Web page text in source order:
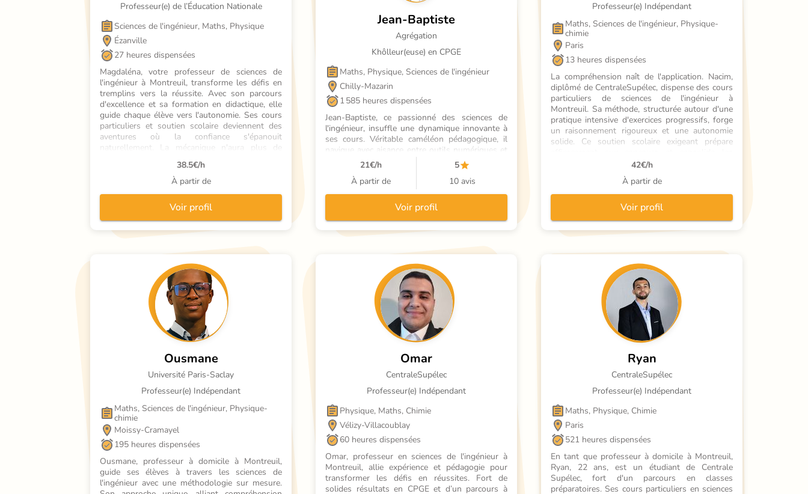
Professeur(e) de l’Éducation Nationale
Sciences de l'ingénieur, Maths, Physique
Ézanville
27 heures dispensées
Magdaléna, votre professeur de sciences de
l'ingénieur à Montreuil, transforme les défis en
tremplins vers la réussite. Avec son parcours
d'excellence et sa formation en didactique, elle
guide chaque élève vers l'autonomie. Ses cours
particuliers et soutien scolaire deviennent des
aventures où la confiance s'épanouit
naturellement. La mécanique n'aura plus de
38.5€/h
À partir de
Voir profil
Jean-Baptiste
Agrégation
Khôlleur(euse) en CPGE
Maths, Physique, Sciences de l'ingénieur
Chilly-Mazarin
1 585 heures dispensées
Jean-Baptiste, ce passionné des sciences de
l'ingénieur, insuffle une dynamique innovante à
ses cours. Véritable caméléon pédagogique, il
navigue avec aisance entre outils numériques et
méthodes ludiques pour captiver ses élèves à
Montreuil. Explorant avec eux les méandres de
la technologie, ce professeur hors-pair les
accompagne sur le chemin de la réussite, tel un
guide inspirant dans un monde en constante
21€/h
À partir de
5
10 avis
Voir profil
Professeur(e) Indépendant
Maths, Sciences de l'ingénieur, Physique-
chimie
Paris
13 heures dispensées
La compréhension naît de l'application. Nacim,
diplômé de CentraleSupélec, dispense des cours
particuliers de sciences de l'ingénieur à
Montreuil. Sa méthode, structurée autour d'une
pratique intensive d'exercices progressifs, forge
un raisonnement rigoureux et une autonomie
solide. Ce soutien scolaire exigeant prépare
42€/h
À partir de
Voir profil
Ousmane
Université Paris-Saclay
Professeur(e) Indépendant
Maths, Sciences de l'ingénieur, Physique-
chimie
Moissy-Cramayel
195 heures dispensées
Ousmane, professeur à domicile à Montreuil,
guide ses élèves à travers les sciences de
l'ingénieur avec une méthodologie sur mesure.
Omar
CentraleSupélec
Professeur(e) Indépendant
Physique, Maths, Chimie
Vélizy-Villacoublay
60 heures dispensées
Omar, professeur en sciences de l'ingénieur à
Montreuil, allie expérience et pédagogie pour
transformer les défis en réussites. Fort de
solides résultats en CPGE et d’un parcours à
Ryan
CentraleSupélec
Professeur(e) Indépendant
Maths, Physique, Chimie
Paris
521 heures dispensées
En tant que professeur à domicile à Montreuil,
Ryan, 22 ans, est un étudiant de Centrale
Supélec, fort d'un parcours en classes
préparatoires. Ses cours particuliers en sciences